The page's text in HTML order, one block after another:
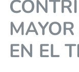
EN EL